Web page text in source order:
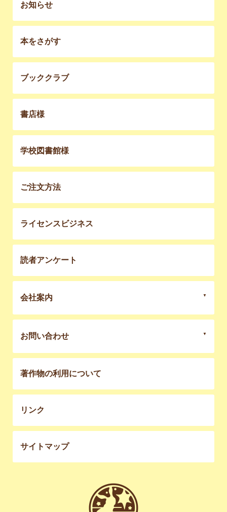
お知らせ
本をさがす
ブッククラブ
書店様
学校図書館様
ご注文方法
ライセンスビジネス
読者アンケート
会社案内
お問い合わせ
著作物の利用について
リンク
サイトマップ